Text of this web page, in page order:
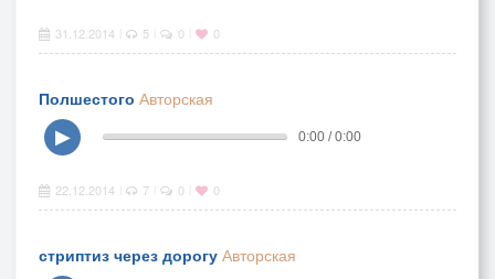
31.12.2014 5 0 0
Полшестого Авторская
▶
0:00 / 0:00
22.12.2014 7 0 0
стриптиз через дорогу Авторская